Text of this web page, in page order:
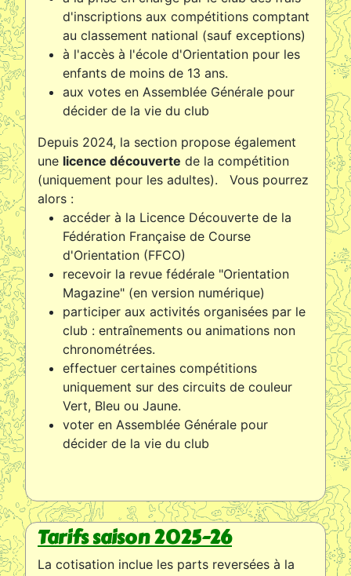
d'inscriptions aux compétitions comptant
au classement national (sauf exceptions)
à l'accès à l'école d'Orientation pour les
enfants de moins de 13 ans.
aux votes en Assemblée Générale pour
décider de la vie du club
Depuis 2024, la section propose également
une licence découverte de la compétition
(uniquement pour les adultes).
Vous pourrez
alors :
accéder à la Licence Découverte de la
Fédération Française de Course
d'Orientation (FFCO)
recevoir la revue fédérale "Orientation
Magazine" (en version numérique)
participer aux activités organisées par le
club : entraînements ou animations non
chronométrées.
effectuer certaines compétitions
uniquement sur des circuits de couleur
Vert, Bleu ou Jaune.
voter en Assemblée Générale pour
décider de la vie du club
Tarifs saison 2025-26
La cotisation inclue les parts reversées à la